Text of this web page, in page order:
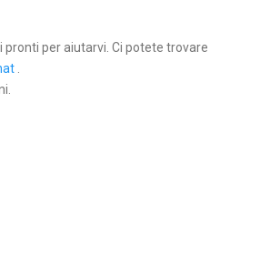
per aiutarvi. Ci potete trovare